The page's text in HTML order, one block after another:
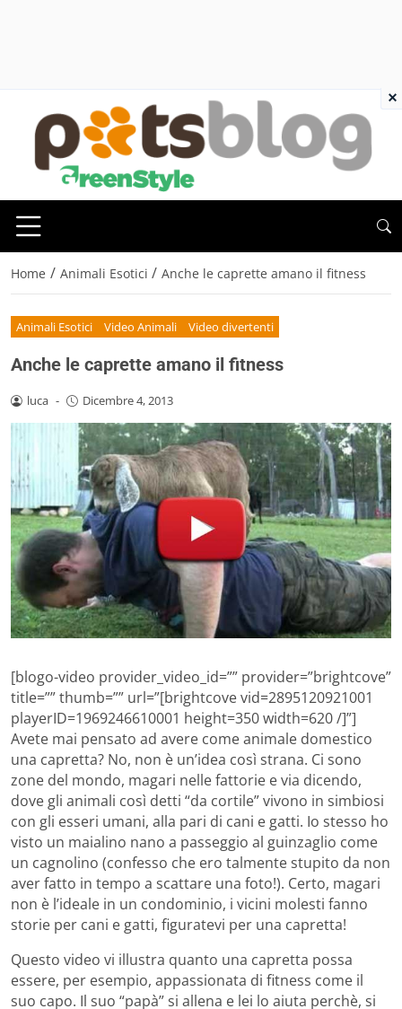
Home / Animali Esotici / Anche le caprette amano il fitness
Animali Esotici Video Animali Video divertenti
Anche le caprette amano il fitness
luca - Dicembre 4, 2013
[blogo-video provider_video_id=”” provider=”brightcove”
title=”” thumb=”” url=”[brightcove vid=2895120921001
playerID=1969246610001 height=350 width=620 /]”]
Avete mai pensato ad avere come animale domestico
una capretta? No, non è un’idea così strana. Ci sono
zone del mondo, magari nelle fattorie e via dicendo,
dove gli animali così detti “da cortile” vivono in simbiosi
con gli esseri umani, alla pari di cani e gatti. Io stesso ho
visto un maialino nano a passeggio al guinzaglio come
un cagnolino (confesso che ero talmente stupito da non
aver fatto in tempo a scattare una foto!). Certo, magari
non è l’ideale in un condominio, i vicini molesti fanno
storie per cani e gatti, figuratevi per una capretta!
Questo video vi illustra quanto una capretta possa
essere, per esempio, appassionata di fitness come il
suo capo. Il suo “papà” si allena e lei lo aiuta perchè, si
×